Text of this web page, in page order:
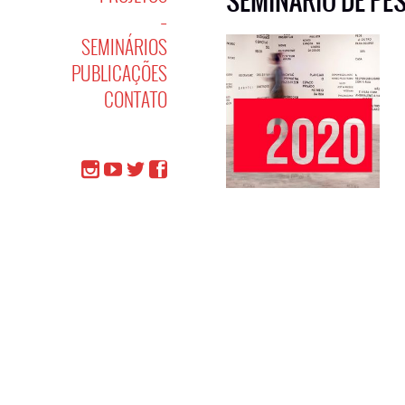
–
SEMINÁRIOS
PUBLICAÇÕES
CONTATO